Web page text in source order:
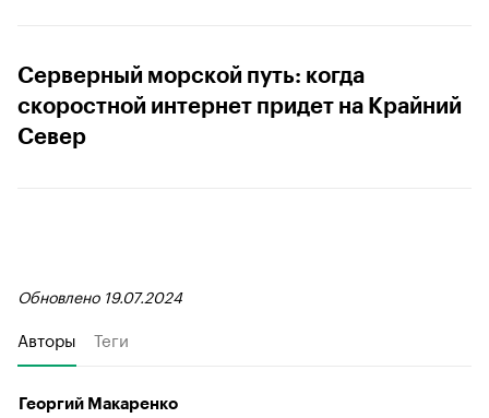
Серверный морской путь: когда
скоростной интернет придет на Крайний
Север
Обновлено 19.07.2024
Авторы Теги
Георгий Макаренко